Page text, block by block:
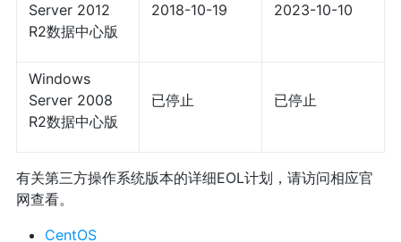
Server 2012
R2数据中心版
2018-10-19 2023-10-10
Windows
Server 2008
R2数据中心版
已停止 已停止
有关第三方操作系统版本的详细EOL计划，请访问相应官
网查看。
CentOS